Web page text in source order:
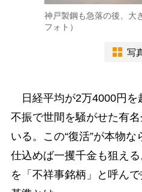
神戸製鋼も急落の後、大
フォト）
写
日経平均が2万4000円を
不振で世間を騒がせた有
いる。この“復活”が本物
仕込めば一攫千金も狙え
を「不祥事銘柄」と呼ん